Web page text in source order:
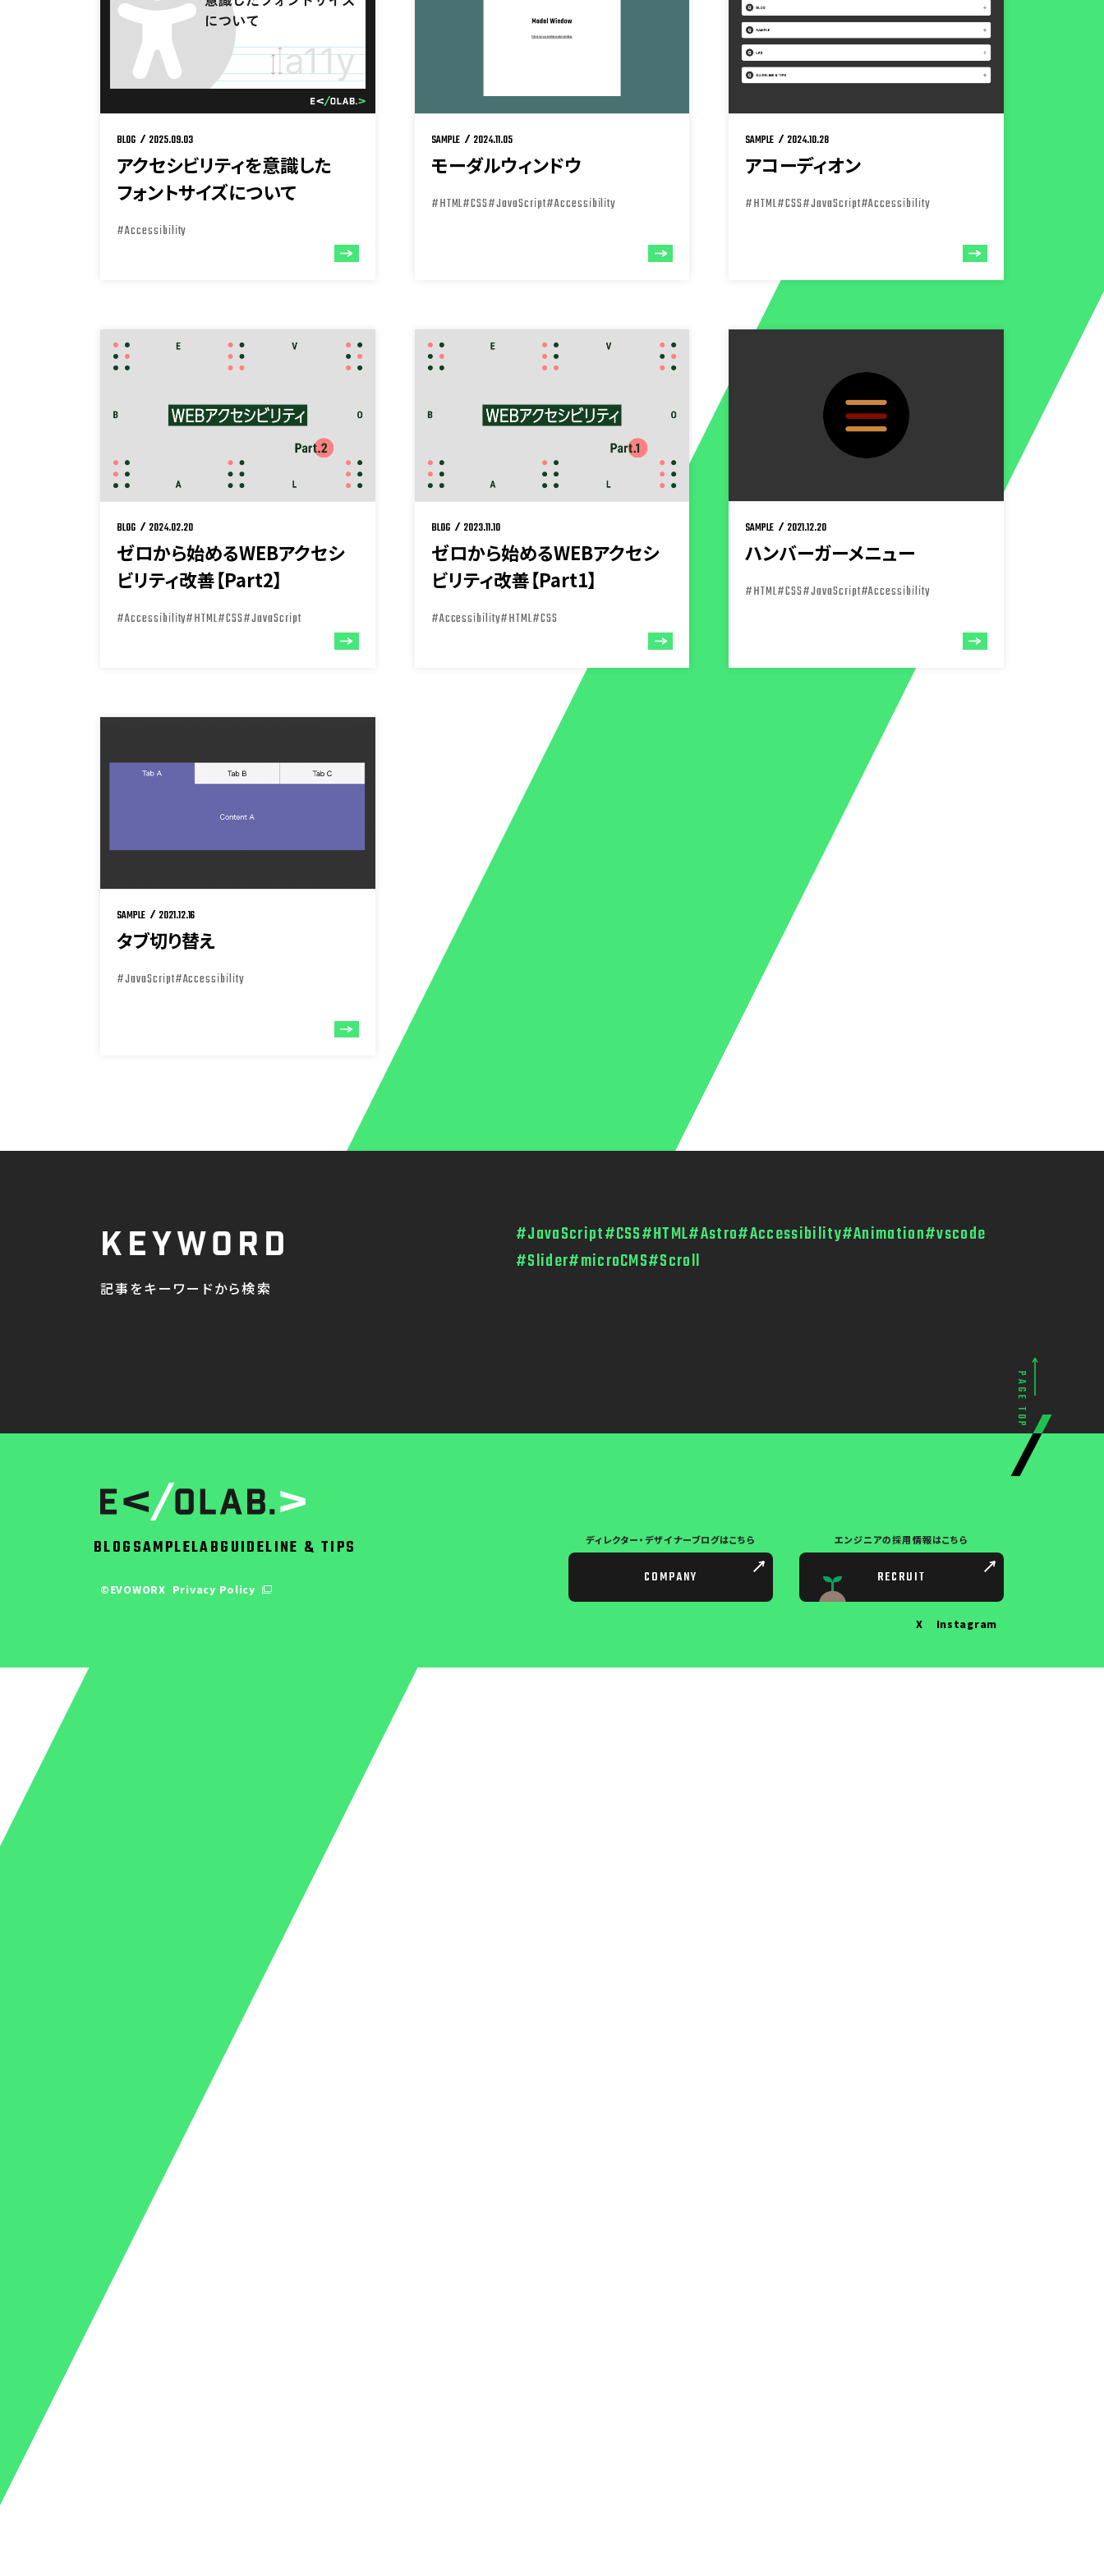
BLOG 2025.09.03
アクセシビリティを意識した
フォントサイズについて
#Accessibility
SAMPLE 2024.11.05
モーダルウィンドウ
#HTML#CSS#JavaScript#Accessibility
SAMPLE 2024.10.28
アコーディオン
#HTML#CSS#JavaScript#Accessibility
BLOG 2024.02.20
ゼロから始めるWEBアクセシ
ビリティ改善【Part2】
#Accessibility#HTML#CSS#JavaScript
BLOG 2023.11.10
ゼロから始めるWEBアクセシ
ビリティ改善【Part1】
#Accessibility#HTML#CSS
SAMPLE 2021.12.20
ハンバーガーメニュー
#HTML#CSS#JavaScript#Accessibility
SAMPLE 2021.12.16
タブ切り替え
#JavaScript#Accessibility
Keyword
記事をキーワードから検索
#JavaScript#CSS#HTML#Astro#Accessibility#Animation#vscode
#Slider#microCMS#Scroll
PAGE TOP
BLOGSAMPLELABGUIDELINE & TIPS
©EVOWORX Privacy Policy
ディレクター・デザイナーブログはこちら
COMPANY
エンジニアの採用情報はこちら
RECRUIT
X Instagram